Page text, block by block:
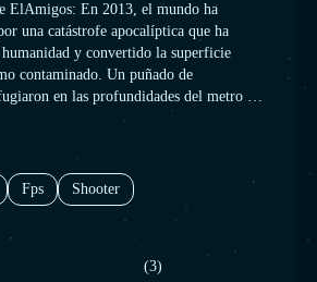
ElAmigos: En 2013, el mundo ha
una catástrofe apocalíptica que ha
y convertido la superficie
contaminado. Un puñado de
en las profundidades del metro de
humana comenzó una nueva Edad
y sus asediadas ciudades-estación de
entre sí y con los horrores
en el exterior.
Fps Shooter
(3)